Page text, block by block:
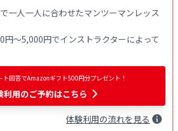
一人一人に合わせたマンツーマンレッス
〜5,000円でインストラクターによって
ト回答でAmazonギフト500円分プレゼント！
利用のご予約はこちら
体験利用の流れを見る